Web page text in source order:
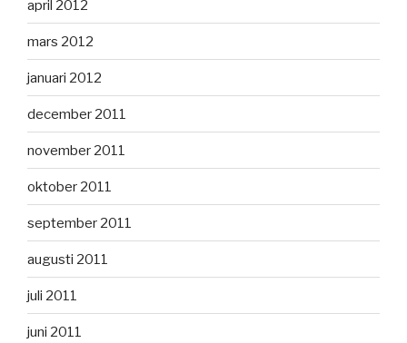
april 2012
mars 2012
januari 2012
december 2011
november 2011
oktober 2011
september 2011
augusti 2011
juli 2011
juni 2011